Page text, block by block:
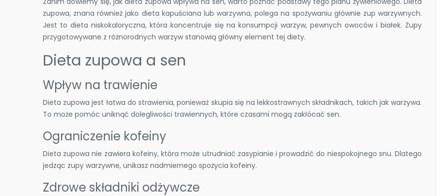
zupowa, znana również jako dieta kapuściana lub warzywna, polega na spożywaniu głównie zup warzywnych.
Jest to dieta niskokaloryczna, która koncentruje się na konsumpcji warzyw, pewnych owoców i białek. Zupy
przygotowywane z różnorodnych warzyw stanowią główny element tej diety.
Dieta zupowa a sen
Wpływ na trawienie
Dieta zupowa jest łatwa do strawienia, ponieważ skupia się na lekkostrawnych składnikach, takich jak warzywa.
To może pomóc uniknąć dolegliwości trawiennych, które czasami mogą zakłócać sen.
Ograniczenie kofeiny
Dieta zupowa nie zawiera kofeiny, która może utrudniać zasypianie i prowadzić do niespokojnego snu. Dlatego
jedząc zupy warzywne, unikasz nadmiernego spożycia kofeiny.
Zdrowe składniki odżywcze